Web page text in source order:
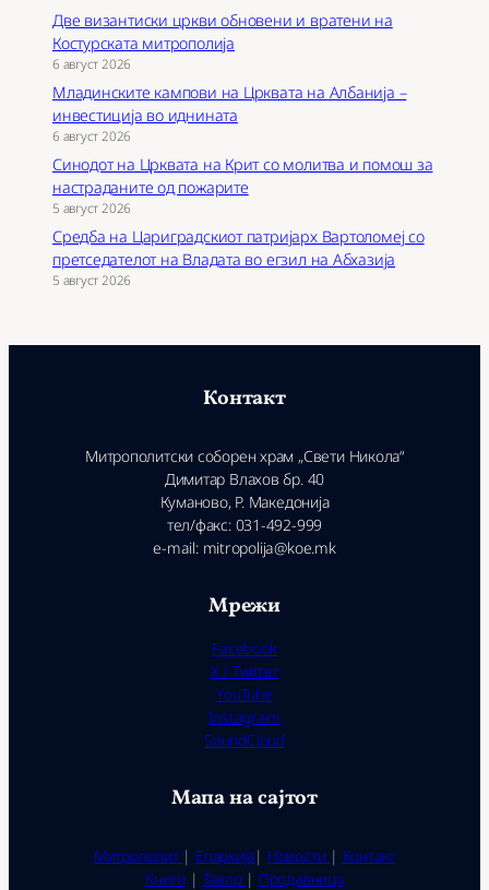
Две византиски цркви обновени и вратени на
Костурската митрополија
6 август 2026
Младинските кампови на Црквата на Албанија –
инвестиција во иднината
6 август 2026
Синодот на Црквата на Крит со молитва и помош за
настраданите од пожарите
5 август 2026
Средба на Цариградскиот патријарх Вартоломеј со
претседателот на Владата во егзил на Абхазија
5 август 2026
Контакт
Митрополитски соборен храм „Свети Никола“
Димитар Влахов бр. 40
Куманово, Р. Македонија
тел/факс: 031-492-999
e-mail: mitropolija@koe.mk
Мрежи
Facebook
X / Twitter
YouTube
Instagram
SoundCloud
Мапа на сајтот
Митрополит | Епархија| Новости | Контакт
Книги | Тавор | Продавница